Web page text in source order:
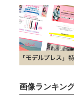
画像ランキン